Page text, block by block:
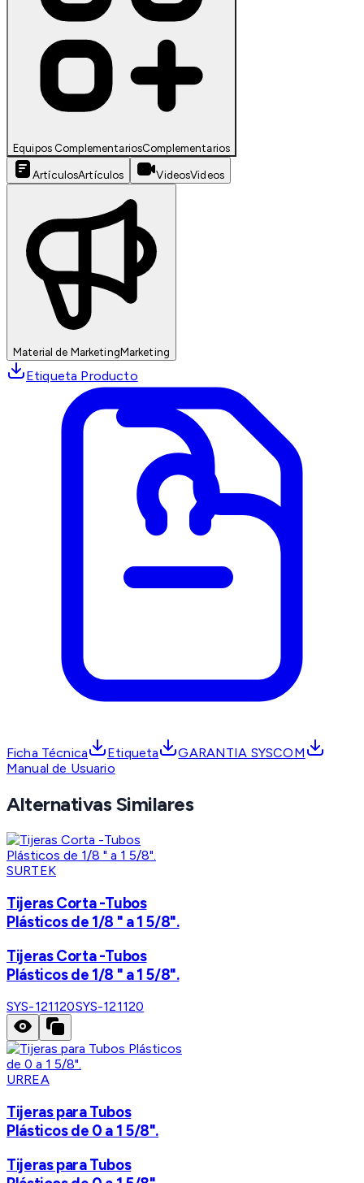
Equipos ComplementariosComplementarios
ArtículosArtículos VideosVideos
Material de MarketingMarketing
Etiqueta Producto
Ficha Técnica Etiqueta
GARANTIA SYSCOM
Manual de Usuario
Alternativas Similares
SURTEK
Tijeras Corta -Tubos
Plásticos de 1/8 " a 1 5/8".
Tijeras Corta -Tubos
Plásticos de 1/8 " a 1 5/8".
SYS-121120SYS-121120
URREA
Tijeras para Tubos
Plásticos de 0 a 1 5/8".
Tijeras para Tubos